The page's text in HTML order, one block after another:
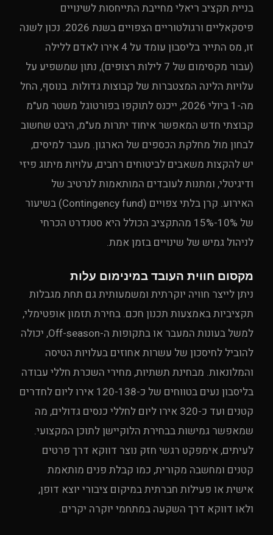
בניית תקציב ריאלי מחייבת התייחסות לשינויים
פיסקאליים ורגולטוריים הצפויים בשנת 2026. נכון לשנה
זו, מס התייר בליסבון עומד על 4 אירו לאדם ללילה
(עבור מקסימום של 7 לילות רצופים), נתון שמשפיע על
עלויות הלינה המצטברות של קבוצות גדולות. בנוסף, החל
מה-1 ביולי 2026, ייכנס לתוקפו בפורטוגל משטר מע"מ
קבוצתי חדש המאפשר איחוד יתרות מע"מ, היבט שחשוב
לבחון מול מחלקת הכספים של הארגון. מעבר למיסים,
יש להקצות משאבים לביטוחים רחבים, עלויות מיתוג פיזי
ודיגיטלי, ומתנות לעובדים המותאמות לנרטיב של
האירוע. קרן בלתי צפויים (Contingency fund) בשיעור
של 10%-15% מהתקציב הכולל היא סטנדרט הכרחי
לניהול גמיש של שינויים בזמן אמת.
מקסום חווית העובד במינימום עלות
ניתן לייצר חוויה יוקרתית ומשמעותית גם תחת מגבלות
תקציביות באמצעות תכנון חכם. בחירת תזמון אופטימלי,
למשל בעונות המעבר או בתקופות ה-Off-season, יכולה
להוביל לחיסכון של עשרות אחוזים בעלויות הטיסה
והמלונאות. מבחינת תשתיות, מחירי השכרת חללי עבודה
בליסבון נעים בטווחים של כ-120-138 אירו ליום לחדרים
קטנים ועד כ-320 אירו ליום לחללי כנסים גדולים, מה
שמאפשר גמישות בבחירת הלוקיישן לתוכן המקצועי.
לעיתים, אימפקט רגשי חזק נוצר דווקא דרך פרטים
קטנים ומחשבה מקורית, כמו קבלת פנים מותאמת
אישית או פעילות חברתית במיקום ציבורי יוצא דופן,
ולאו דווקא דרך השקעה במתחמי יוקרה יקרים.